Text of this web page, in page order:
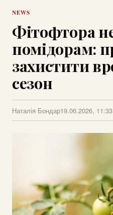
NEWS
Фітофтора
помідорам:
захистити
сезон
Наталія Бондар19.06.2026, 11:33